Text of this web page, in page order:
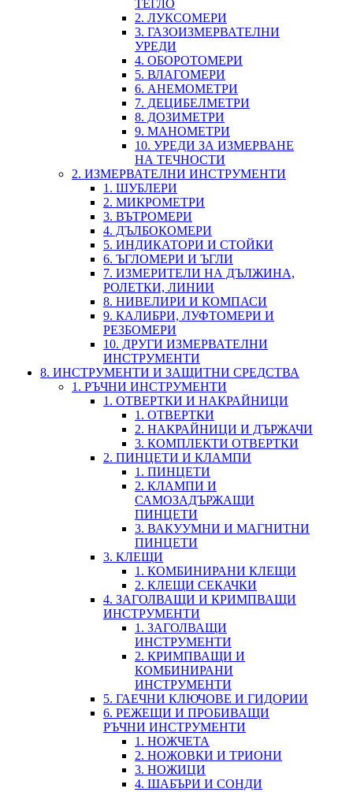
ТЕГЛО
2. ЛУКСОМЕРИ
3. ГАЗОИЗМЕРВАТЕЛНИ
УРЕДИ
4. ОБОРОТОМЕРИ
5. ВЛАГОМЕРИ
6. АНЕМОМЕТРИ
7. ДЕЦИБЕЛМЕТРИ
8. ДОЗИМЕТРИ
9. МАНОМЕТРИ
10. УРЕДИ ЗА ИЗМЕРВАНЕ
НА ТЕЧНОСТИ
2. ИЗМЕРВАТЕЛНИ ИНСТРУМЕНТИ
1. ШУБЛЕРИ
2. МИКРОМЕТРИ
3. ВЪТРОМЕРИ
4. ДЪЛБОКОМЕРИ
5. ИНДИКАТОРИ И СТОЙКИ
6. ЪГЛОМЕРИ И ЪГЛИ
7. ИЗМЕРИТЕЛИ НА ДЪЛЖИНА,
РОЛЕТКИ, ЛИНИИ
8. НИВЕЛИРИ И КОМПАСИ
9. КАЛИБРИ, ЛУФТОМЕРИ И
РЕЗБОМЕРИ
10. ДРУГИ ИЗМЕРВАТЕЛНИ
ИНСТРУМЕНТИ
8. ИНСТРУМЕНТИ И ЗАЩИТНИ СРЕДСТВА
1. РЪЧНИ ИНСТРУМЕНТИ
1. ОТВЕРТКИ И НАКРАЙНИЦИ
1. ОТВЕРТКИ
2. НАКРАЙНИЦИ И ДЪРЖАЧИ
3. КОМПЛЕКТИ ОТВЕРТКИ
2. ПИНЦЕТИ И КЛАМПИ
1. ПИНЦЕТИ
2. КЛАМПИ И
САМОЗАДЪРЖАЩИ
ПИНЦЕТИ
3. ВАКУУМНИ И МАГНИТНИ
ПИНЦЕТИ
3. КЛЕЩИ
1. КОМБИНИРАНИ КЛЕЩИ
2. КЛЕЩИ СЕКАЧКИ
4. ЗАГОЛВАЩИ И КРИМПВАЩИ
ИНСТРУМЕНТИ
1. ЗАГОЛВАЩИ
ИНСТРУМЕНТИ
2. КРИМПВАЩИ И
КОМБИНИРАНИ
ИНСТРУМЕНТИ
5. ГАЕЧНИ КЛЮЧОВЕ И ГИДОРИИ
6. РЕЖЕЩИ И ПРОБИВАЩИ
РЪЧНИ ИНСТРУМЕНТИ
1. НОЖЧЕТА
2. НОЖОВКИ И ТРИОНИ
3. НОЖИЦИ
4. ШАБЪРИ И СОНДИ